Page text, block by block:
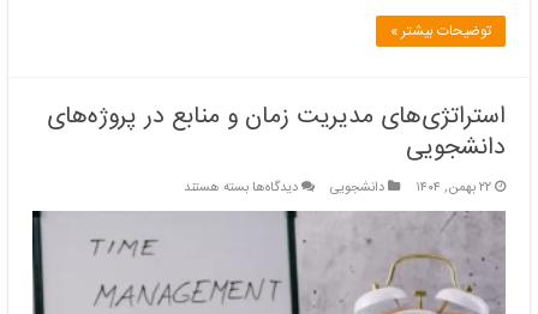
توضیحات بیشتر »
استراتژی‌های مدیریت زمان و منابع در پروژه‌های
دانشجویی
۲۲ بهمن, ۱۴۰۴ دانشجویی دیدگاه‌هابرای
استراتژی‌های
و
منابع
بسته هستند